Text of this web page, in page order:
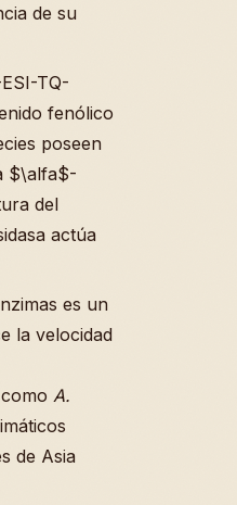
de su
TQ-
fenólico
poseen
$\alfa$-
del
actúa
es un
la velocidad
A.
de Asia